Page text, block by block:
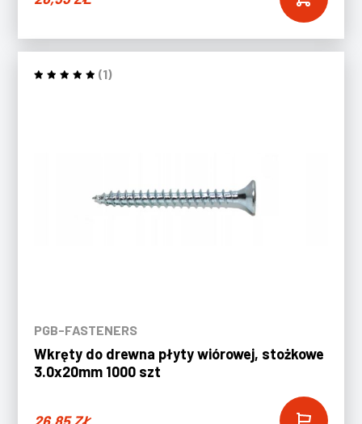
(1)
PGB-FASTENERS
Wkręty do drewna płyty wiórowej, stożkowe
3.0x20mm 1000 szt
26,85ZŁ